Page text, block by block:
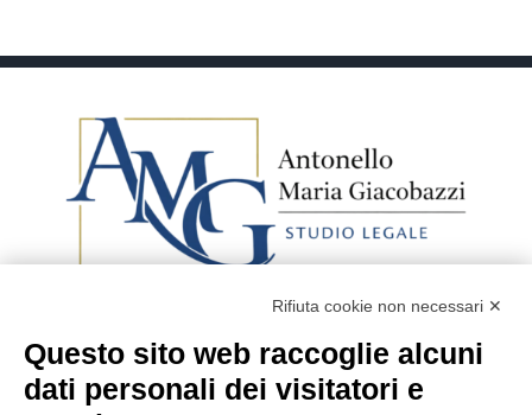
Avv. Antonello Maria
Giacobazzi
Rifiuta cookie non necessari ✕
Questo sito web raccoglie alcuni
dati personali dei visitatori e